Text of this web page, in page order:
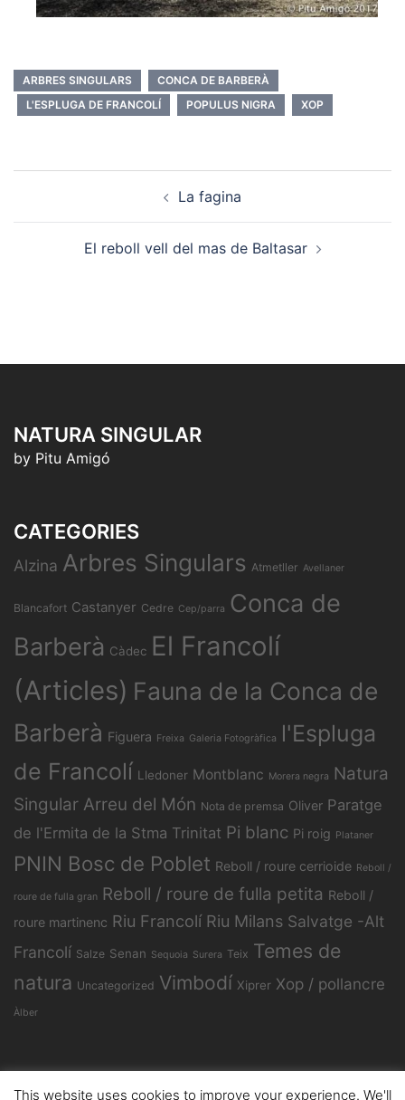
ARBRES SINGULARS
CONCA DE BARBERÀ
L'ESPLUGA DE FRANCOLÍ
POPULUS NIGRA XOP
La fagina
El reboll vell del mas de Baltasar
NATURA SINGULAR
by Pitu Amigó
CATEGORIES
Alzina Arbres Singulars Atmetller Avellaner
Blancafort Castanyer Cedre Cep/parra
Conca de
Barberà Càdec El Francolí
(Articles) Fauna de la Conca de
Barberà Figuera Freixa Galeria Fotogràfica
l'Espluga
de Francolí Lledoner Montblanc Morera negra
Natura
Singular Arreu del Món Nota de premsa Oliver Paratge
de l'Ermita de la Stma Trinitat Pi blanc Pi roig Plataner
PNIN Bosc de Poblet Reboll / roure cerrioide Reboll /
roure de fulla gran Reboll / roure de fulla petita Reboll /
roure martinenc Riu Francolí Riu Milans Salvatge -Alt
Francolí Salze Senan Sequoia Surera Teix Temes de
natura Uncategorized Vimbodí Xiprer Xop / pollancre
Àlber
This website uses cookies to improve your experience. We'll